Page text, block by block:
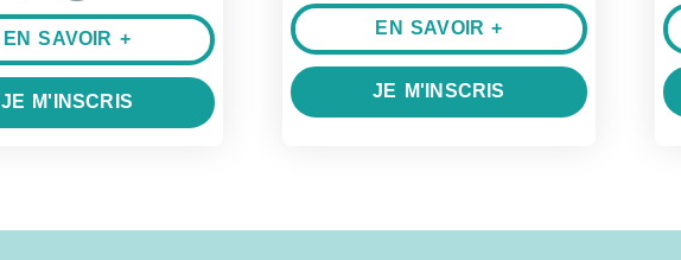
EN SAVOIR +
JE M'INSCRIS
EN SAVOIR +
JE M'INSCRIS